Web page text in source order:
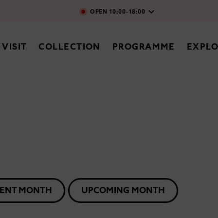
Skip to main content
VISIT COLLECTION PROGRAMME
OPEN 10:00-18:00
MONTH UPCOMING MONTH